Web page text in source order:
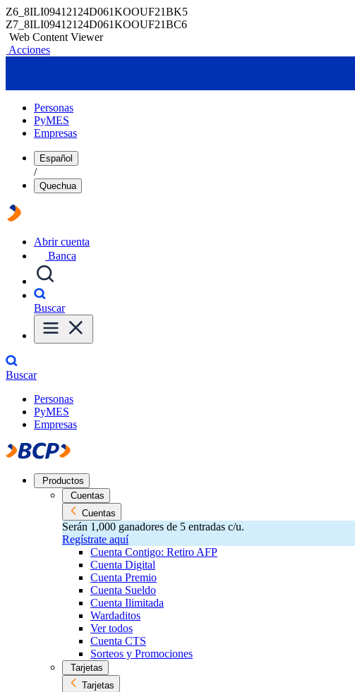
Z6_8ILI09412124D061KOOUF21BK5
Z7_8ILI09412124D061KOOUF21BC6
Web Content Viewer
Acciones
Personas
PyMES
Empresas
Español
/
Quechua
Abrir cuenta
Banca
Buscar
Buscar
Personas
PyMES
Empresas
Productos
Cuentas
Cuentas
Serán 1,000 ganadores de 5 entradas c/u.
Regístrate aquí
Cuenta Contigo: Retiro AFP
Cuenta Digital
Cuenta Premio
Cuenta Sueldo
Cuenta Ilimitada
Wardaditos
Ver todos
Cuenta CTS
Sorteos y Promociones
Tarjetas
Tarjetas